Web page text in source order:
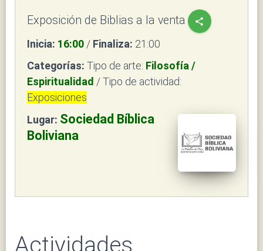
Exposición de Biblias a la venta share
Inicia: 16:00 / Finaliza: 21:00
Categorías: Tipo de arte: Filosofía /
Espiritualidad / Tipo de actividad:
Exposiciones
Lugar: Sociedad Bíblica
Boliviana
Actividades